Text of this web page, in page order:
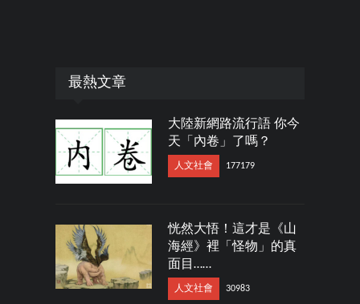
最熱文章
大陸新網路流行語 你今
天「內卷」了嗎？
人文社會 177179
恍然大悟！這才是《山
海經》裡「怪物」的真
面目……
人文社會 30983